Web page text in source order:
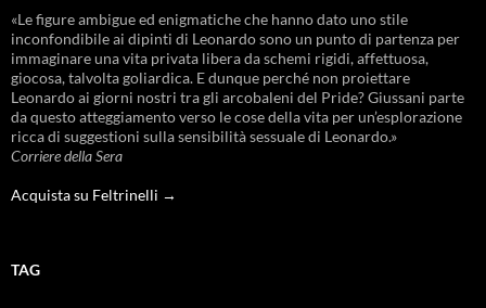
«Le figure ambigue ed enigmatiche che hanno dato uno stile
inconfondibile ai dipinti di Leonardo sono un punto di partenza per
immaginare una vita privata libera da schemi rigidi, affettuosa,
giocosa, talvolta goliardica. E dunque perché non proiettare
Leonardo ai giorni nostri tra gli arcobaleni del Pride? Giussani parte
da questo atteggiamento verso le cose della vita per un’esplorazione
ricca di suggestioni sulla sensibilità sessuale di Leonardo.»
Corriere della Sera
Acquista su Feltrinelli →
TAG